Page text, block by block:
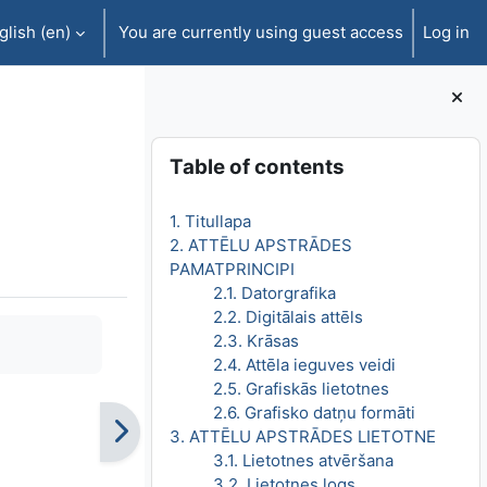
‎(en)‎ You are currently using guest access Log in
Blocks
Skip Table of contents
Table of contents
1. Titullapa
2. ATTĒLU APSTRĀDES
PAMATPRINCIPI
2.1. Datorgrafika
2.2. Digitālais attēls
2.3. Krāsas
2.4. Attēla ieguves veidi
2.5. Grafiskās lietotnes
2.6. Grafisko datņu formāti
3. ATTĒLU APSTRĀDES LIETOTNE
3.1. Lietotnes atvēršana